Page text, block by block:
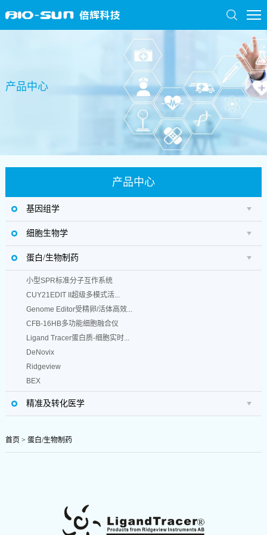
产品中心
产品中心
基因组学
细胞生物学
蛋白/生物制药
小型SPR标准分子互作系统
CUY21EDIT II超级多模式活...
Genome Editor受精卵/活体高效...
CFB-16HB多功能细胞融合仪
Ligand Tracer蛋白质-细胞实时...
DeNovix
Ridgeview
BEX
精准及转化医学
首页 > 蛋白/生物制药